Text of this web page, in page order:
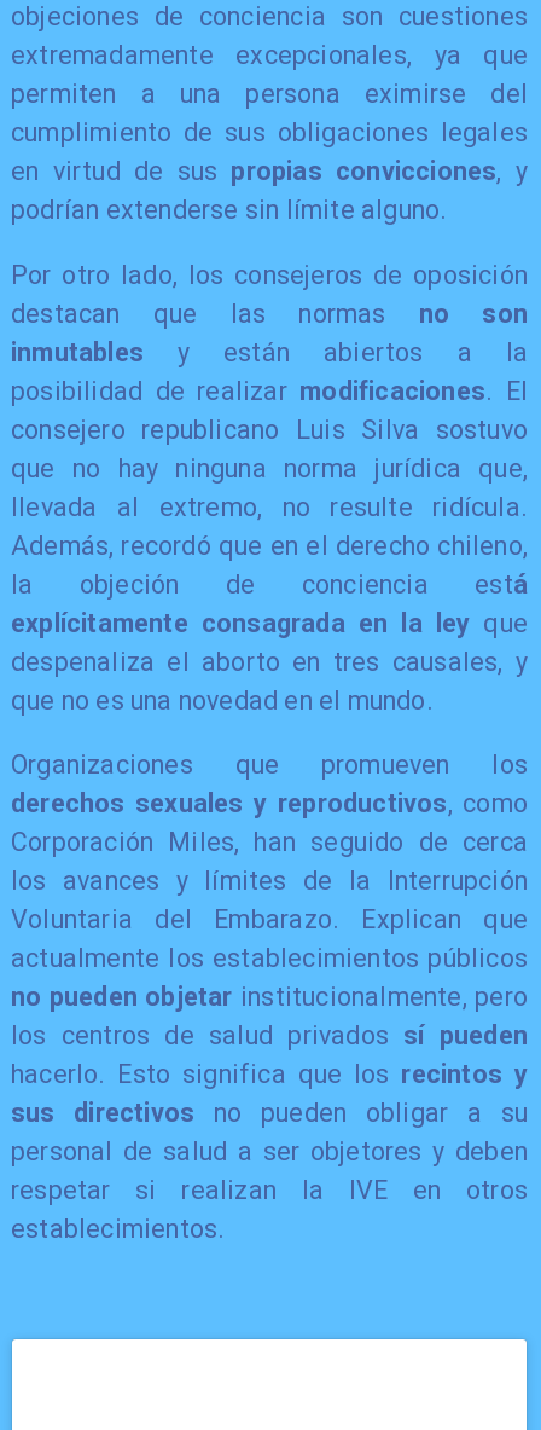
objeciones de conciencia son cuestiones
extremadamente excepcionales, ya que
permiten a una persona eximirse del
cumplimiento de sus obligaciones legales
en virtud de sus propias convicciones, y
podrían extenderse sin límite alguno.
Por otro lado, los consejeros de oposición
destacan que las normas no son
inmutables y están abiertos a la
posibilidad de realizarmodificaciones. El
consejero republicano Luis Silva sostuvo
que no hay ninguna norma jurídica que,
llevada al extremo, no resulte ridícula.
Además, recordó que en el derecho chileno,
la objeción de conciencia está
explícitamente consagrada en la ley que
despenaliza el aborto en tres causales, y
que no es una novedad en el mundo.
Organizaciones que promueven los
derechos sexuales y reproductivos, como
Corporación Miles, han seguido de cerca
los avances y límites de la Interrupción
Voluntaria del Embarazo. Explican que
actualmente los establecimientos públicos
no pueden objetar institucionalmente, pero
los centros de salud privados sí pueden
hacerlo. Esto significa que los recintos y
sus directivos no pueden obligar a su
personal de salud a ser objetores y deben
respetar si realizan la IVE en otros
establecimientos.